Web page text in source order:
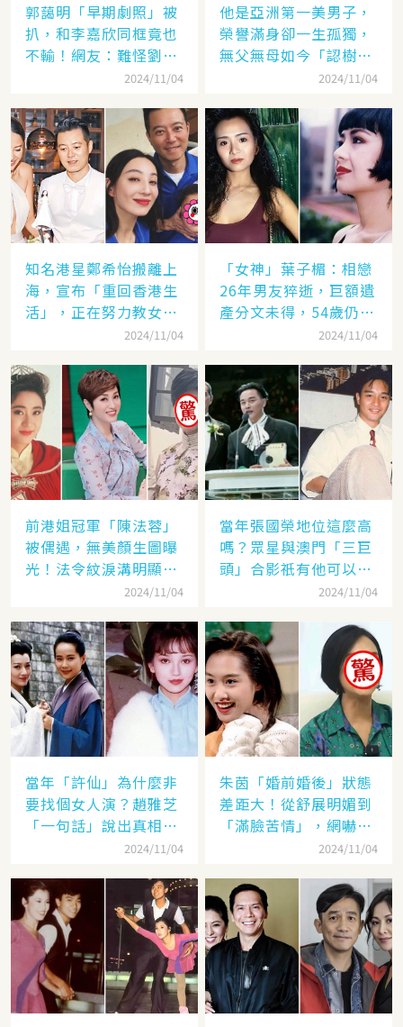
郭藹明「早期劇照」被
扒，和李嘉欣同框竟也
不輸！網友：難怪劉青
2024/11/04
他是亞洲第一美男子，
榮譽滿身卻一生孤獨，
無父無母如今「認樹為
祖父母」：太凄涼2024/11/04
知名港星鄭希怡搬離上
海，宣布「重回香港生
活」，正在努力教女兒
2024/11/04
「女神」葉子楣：相戀
26年男友猝逝，巨額遺
產分文未得，54歲仍單
2024/11/04
前港姐冠軍「陳法蓉」
被偶遇，無美顏生圖曝
光！法令紋淚溝明顯網
嘆：「絕世美女也會
2024/11/04
當年張國榮地位這麼高
嗎？眾星與澳門「三巨
頭」合影祇有他可以
「坐著」，而且還是C
2024/11/04
當年「許仙」為什麼非
要找個女人演？趙雅芝
「一句話」說出真相，
網友：葉童太厲害2024/11/04
朱茵「婚前婚後」狀態
差距大！從舒展明媚到
「滿臉苦情」，網嚇：
到底經歷了什麼眼里都
2024/11/04